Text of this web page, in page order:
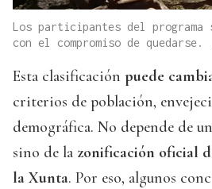
Los participantes del
con el compromiso de quedarse.
Esta clasificación puede
criterios de población,
demográfica. No depende de
sino de la zonificación oficial
la Xunta. Por eso, algunos